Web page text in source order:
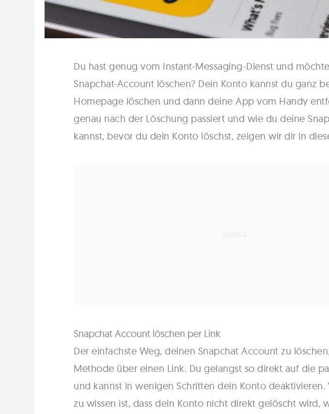
Du hast genug vom Instant-Messaging-Dienst und
Snapchat-Account löschen? Dein Konto kannst du ganz
Homepage löschen und dann deine App vom Handy
genau nach der Löschung passiert und wie du deine
kannst, bevor du dein Konto löschst, zeigen wir dir in
Snapchat Account löschen per Link
Der einfachste Weg, deinen Snapchat Account zu
Methode über einen Link. Du gelangst so direkt auf die
und kannst in wenigen Schritten dein Konto
zu wissen ist, dass dein Konto nicht direkt gelöscht wird,